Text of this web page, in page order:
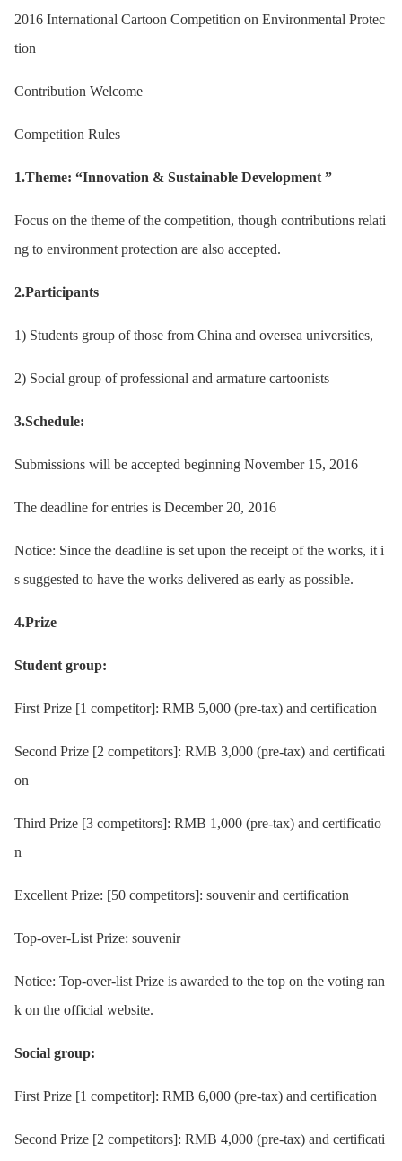
2016 International Cartoon Competition on Environmental Protec
tion
Contribution Welcome
Competition Rules
1.Theme: “Innovation & Sustainable Development ”
Focus on the theme of the competition, though contributions relati
ng to environment protection are also accepted.
2.Participants
1) Students group of those from China and oversea universities,
2) Social group of professional and armature cartoonists
3.Schedule:
Submissions will be accepted beginning November 15, 2016
The deadline for entries is December 20, 2016
Notice: Since the deadline is set upon the receipt of the works, it i
s suggested to have the works delivered as early as possible.
4.Prize
Student group:
First Prize [1 competitor]: RMB 5,000 (pre-tax) and certification
Second Prize [2 competitors]: RMB 3,000 (pre-tax) and certificati
on
Third Prize [3 competitors]: RMB 1,000 (pre-tax) and certificatio
n
Excellent Prize: [50 competitors]: souvenir and certification
Top-over-List Prize: souvenir
Notice: Top-over-list Prize is awarded to the top on the voting ran
k on the official website.
Social group:
First Prize [1 competitor]: RMB 6,000 (pre-tax) and certification
Second Prize [2 competitors]: RMB 4,000 (pre-tax) and certificati